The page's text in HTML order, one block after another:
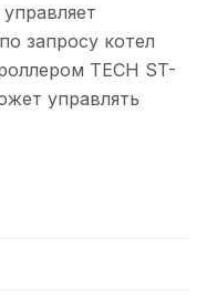
запросу котел
TECH ST-
управлять